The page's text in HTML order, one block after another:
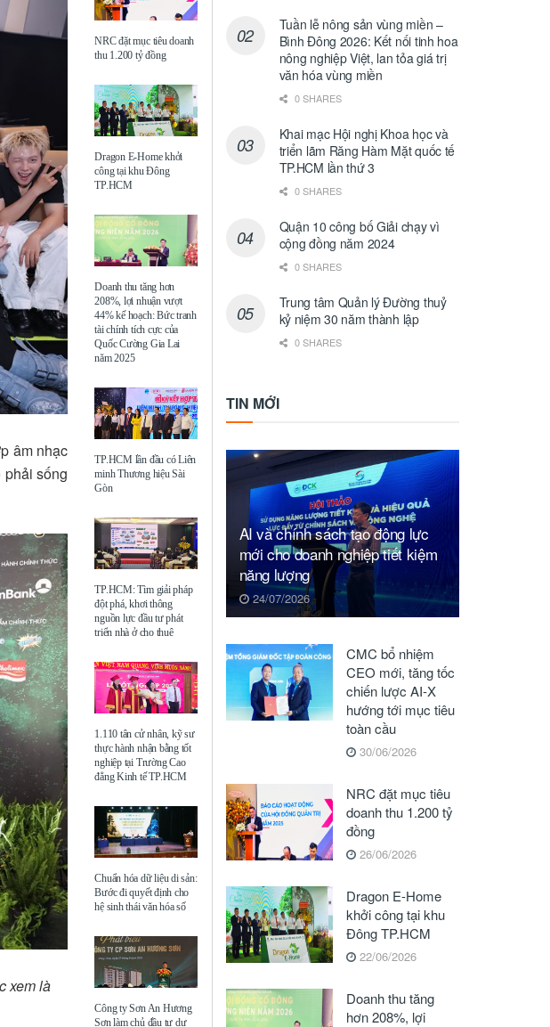
âm nhạc
sống
xem là
NRC đặt mục tiêu doanh
thu 1.200 tỷ đồng
Dragon E-Home khởi
công tại khu Đông
TP.HCM
Doanh thu tăng hơn
208%, lợi nhuận vượt
44% kế hoạch: Bức tranh
tài chính tích cực của
Quốc Cường Gia Lai
năm 2025
TP.HCM lần đầu có Liên
minh Thương hiệu Sài
Gòn
TP.HCM: Tìm giải pháp
đột phá, khơi thông
nguồn lực đầu tư phát
triển nhà ở cho thuê
1.110 tân cử nhân, kỹ sư
thực hành nhận bằng tốt
nghiệp tại Trường Cao
đẳng Kinh tế TP.HCM
Chuẩn hóa dữ liệu di sản:
Bước đi quyết định cho
hệ sinh thái văn hóa số
Công ty Sơn An Hương
Sơn làm chủ đầu tư dự
Tuần lễ nông sản vùng miền –
Bình Đông 2026: Kết nối tinh hoa
nông nghiệp Việt, lan tỏa giá trị
văn hóa vùng miền
0 SHARES
Khai mạc Hội nghị Khoa học và
triển lãm Răng Hàm Mặt quốc tế
TP.HCM lần thứ 3
0 SHARES
Quận 10 công bố Giải chạy vì
cộng đồng năm 2024
0 SHARES
Trung tâm Quản lý Đường thuỷ
kỷ niệm 30 năm thành lập
0 SHARES
TIN MỚI
AI và chính sách tạo động lực
mới cho doanh nghiệp tiết kiệm
năng lượng
24/07/2026
CMC bổ nhiệm
CEO mới, tăng tốc
chiến lược AI-X
hướng tới mục tiêu
toàn cầu
30/06/2026
NRC đặt mục tiêu
doanh thu 1.200 tỷ
đồng
26/06/2026
Dragon E-Home
khởi công tại khu
Đông TP.HCM
22/06/2026
Doanh thu tăng
hơn 208%, lợi